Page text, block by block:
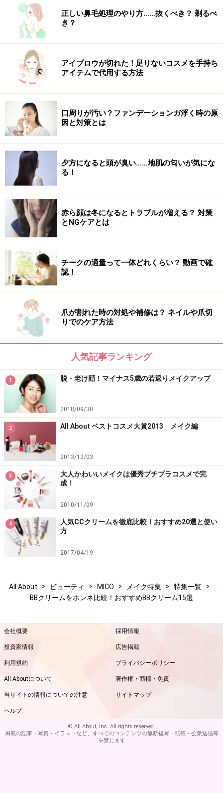
正しい鼻毛処理のやり方……抜くべき？ 剃るべ
き？
アイブロウが切れた！足りないコスメを手持ち
アイテムで代用する方法
口周りが汚い？ファンデーションガ浮く時の原
因と対策とは
夕方になると頭が臭い……地肌の匂いが気にな
る！
赤ら顔は冬になるとトラブルが増える？ 対策
とNGケアとは
チークの適量って一体どれくらい？ 動画で確
認！
爪が割れた時の対処や補修は？ ネイルや爪切
りでのケア方法
人気記事ランキング
1 脱・老け顔！マイナス5歳の若返りメイクアップ
2018/09/30
2 All About ベストコスメ大賞2013 メイク編
2013/12/03
3
大人かわいいメイクは優秀プチプラコスメで完
成！
2010/11/09
4
人気CCクリームを徹底比較！おすすめ20選と使い
方
2017/04/19
All About > ビューティ > MICO > メイク特集 > 特集一覧
>
BBクリームをホンネ比較！おすすめBBクリーム15選
会社概要 採用情報
投資家情報 広告掲載
利用規約 プライバシーポリシー
All Aboutについて 著作権・商標・免責
当サイトの情報についての注意 サイトマップ
ヘルプ
© All About, Inc. All rights reserved.
掲載の記事・写真・イラストなど、すべてのコンテンツの無断複写・転載・公衆送信等
を禁じます